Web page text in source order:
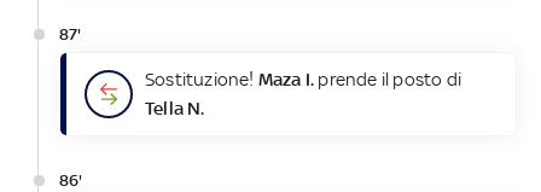
87'
Sostituzione! Maza I. prende il posto di
Tella N.
86'